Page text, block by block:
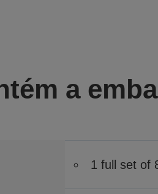
a
1 full set of